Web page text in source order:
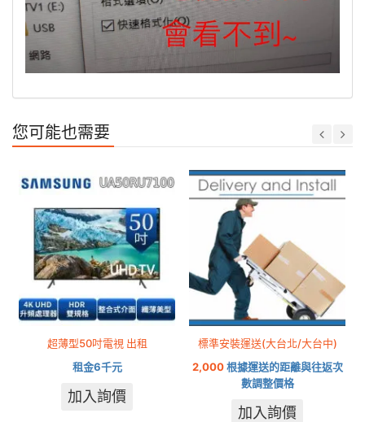
您可能也需要
超薄型50吋電視 出租
租金6千元
加入詢價
標準安裝運送(大台北/大台中)
2,000根據運送的距離與往返次
數調整價格
加入詢價